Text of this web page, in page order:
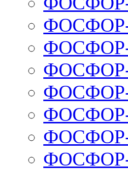
ФОСФОР-
ФОСФОР-
ФОСФОР-
ФОСФОР-
ФОСФОР-
ФОСФОР-